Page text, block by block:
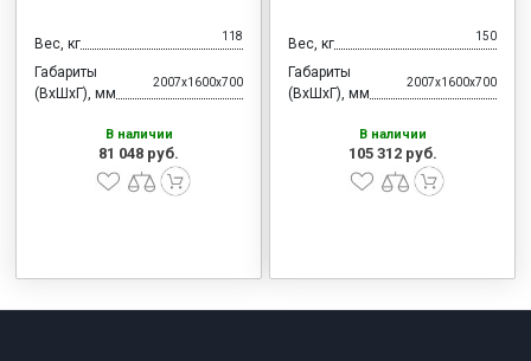
Вес, кг 118
Габариты
(ВхШхГ), мм
2007x1600x700
В наличии
81 048 руб.
Вес, кг 150
Габариты
(ВхШхГ), мм
2007x1600x700
В наличии
105 312 руб.